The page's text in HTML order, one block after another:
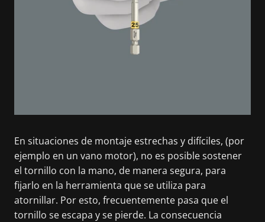
En situaciones de montaje estrechas y difíciles, (por
ejemplo en un vano motor), no es posible sostener
el tornillo con la mano, de manera segura, para
fijarlo en la herramienta que se utiliza para
atornillar. Por esto, frecuentemente pasa que el
tornillo se escapa y se pierde. La consecuencia